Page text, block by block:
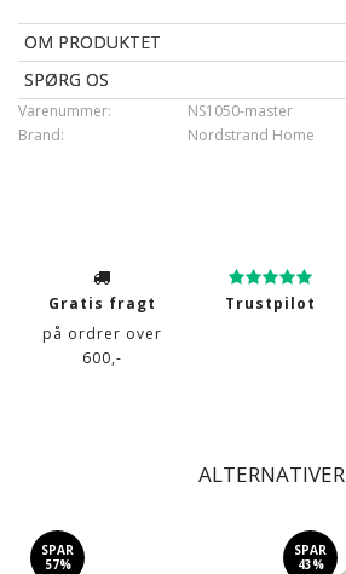
OM PRODUKTET
SPØRG OS
NS1050-master
Varenummer:
Nordstrand Home
Brand:
Gratis fragt
på ordrer over
600,-
Trustpilot
ALTERNATIVER
SPAR
57%
SPAR
43%